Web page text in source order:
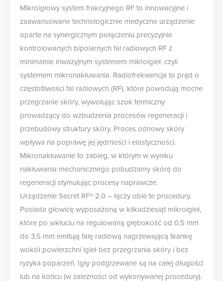
Mikroigłowy system frakcyjnego RF to innowacyjne i
zaawansowane technologicznie medyczne urządzenie
oparte na synergicznym połączeniu precyzyjnie
kontrolowanych bipolarnych fal radiowych RF z
minimalnie inwazyjnym systemem mikroigieł, czyli
systemem mikronakłuwania. Radiofrekwencja to prąd o
częstotliwości fal radiowych (RF), które powodują mocne
przegrzanie skóry, wywołując szok termiczny
prowadzący do wzbudzenia procesów regeneracji i
przebudowy struktury skóry. Proces odnowy skóry
wpływa na poprawę jej jędrności i elastyczności.
Mikronakłuwanie to zabieg, w którym w wyniku
nakłuwania mechanicznego pobudzamy skórę do
regeneracji stymulując procesy naprawcze.
Urządzenie Secret RF® 2.0 – łączy obie te procedury.
Posiada głowicę wyposażoną w kilkadziesiąt mikroigieł,
które po wkłuciu na regulowaną głębokość od 0,5 mm
do 3,5 mm emitują falę radiową nagrzewającą tkankę
wokół powierzchni igieł bez przegrzania skóry i bez
ryzyka poparzeń. Igły podgrzewane są na całej długości
lub na końcu (w zależności od wykonywanej procedury).